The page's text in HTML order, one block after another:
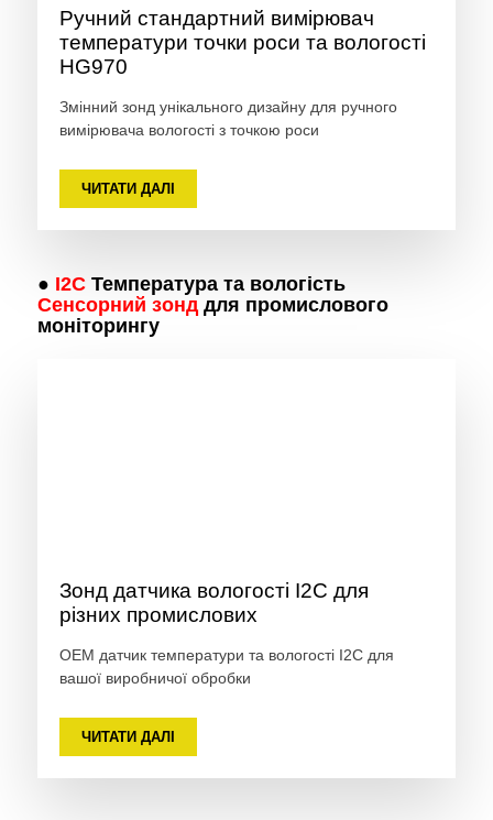
Ручний стандартний вимірювач
температури точки роси та вологості
HG970
Змінний зонд унікального дизайну для ручного
вимірювача вологості з точкою роси
ЧИТАТИ ДАЛІ
● I2C Температура та вологість
Сенсорний зонд для промислового
моніторингу
Зонд датчика вологості I2C для
різних промислових
OEM датчик температури та вологості I2C для
вашої виробничої обробки
ЧИТАТИ ДАЛІ